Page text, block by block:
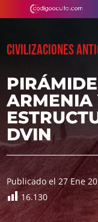
CIVILIZACIONES
ARMENIA
DVIN
Publicado el 27 Ene
16.130